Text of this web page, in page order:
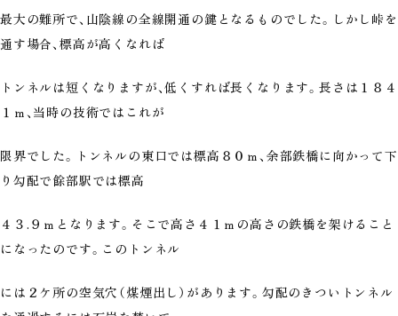
最大の難所で、山陰線の全線開通の鍵となるものでした。しかし峠を
通す場合、標高が高くなれば
トンネルは短くなりますが、低くすれば長くなります。長さは１８４
１ｍ、当時の技術ではこれが
限界でした。トンネルの東口では標高８０ｍ、余部鉄橋に向かって下
り勾配で餘部駅では標高
４３.９ｍとなります。そこで高さ４１ｍの高さの鉄橋を架けること
になったのです。このトンネル
には２ケ所の空気穴（煤煙出し）があります。勾配のきついトンネル